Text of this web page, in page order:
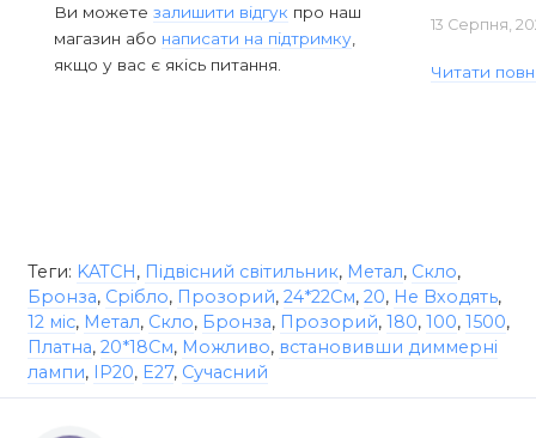
Ви можете залишити відгук про наш
магазин або написати на підтримку
якщо у вас є якісь питання.
13 Серпня,
Читати
Теги: KATCH, Підвісний світильник, Метал, Скло,
Бронза, Срібло, Прозорий, 24*22См, 20, Не Входять,
12 міс, Метал, Скло, Бронза, Прозорий, 180, 100, 1500,
Платна, 20*18См, Можливо, встановивши диммерні
лампи, IP20, E27, Сучасний